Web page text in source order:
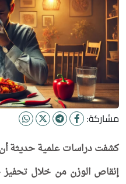
مشاركة:
كشفت دراسات علمية حديثة
إنقاص الوزن من خلال تحفيز